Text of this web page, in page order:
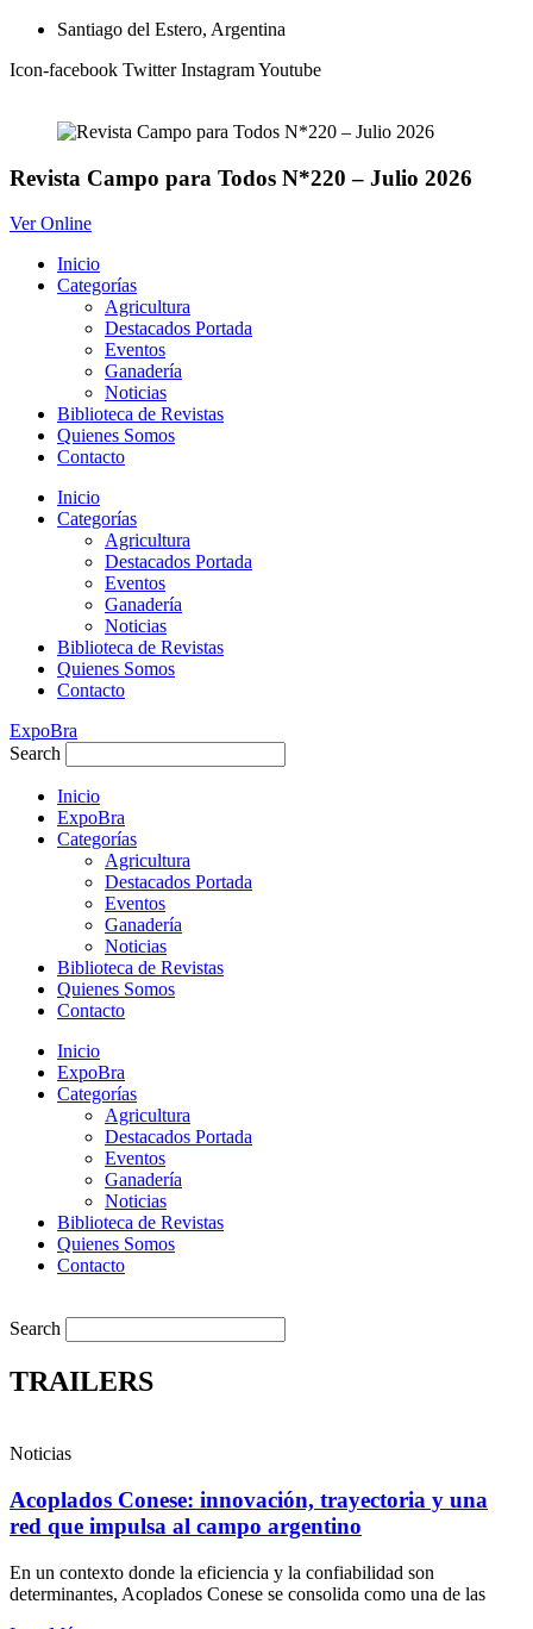
contenido
Santiago del Estero, Argentina
Icon-facebook Twitter InstagramYoutube
Revista Campo para Todos N*220 – Julio 2026
Ver Online
Inicio
Categorías
Agricultura
Destacados Portada
Eventos
Ganadería
Noticias
Biblioteca de Revistas
Quienes Somos
Contacto
Inicio
Categorías
Agricultura
Destacados Portada
Eventos
Ganadería
Noticias
Biblioteca de Revistas
Quienes Somos
Contacto
ExpoBra
Search
Inicio
ExpoBra
Categorías
Agricultura
Destacados Portada
Eventos
Ganadería
Noticias
Biblioteca de Revistas
Quienes Somos
Contacto
Inicio
ExpoBra
Categorías
Agricultura
Destacados Portada
Eventos
Ganadería
Noticias
Biblioteca de Revistas
Quienes Somos
Contacto
Search
TRAILERS
Noticias
Acoplados Conese: innovación, trayectoria y una
red que impulsa al campo argentino
En un contexto donde la eficiencia y la confiabilidad son
determinantes, Acoplados Conese se consolida como una de las